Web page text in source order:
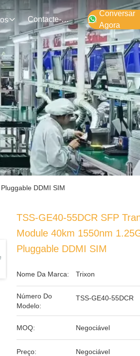
Contacte-Nos
Conversar
Agora
DDMI SIM
TSS-GE40-55DCR SFP
Module 40km 1550nm
Pluggable DDMI SIM
Nome Da Marca: Trixon
Número Do
Modelo:
TSS-GE40-55DCR
MOQ: Negociável
Preço: Negociável